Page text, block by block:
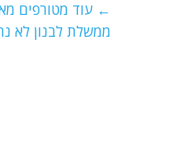
s
A
g
ra
l ← עוד מטורפים
ממשלת לבנון לא